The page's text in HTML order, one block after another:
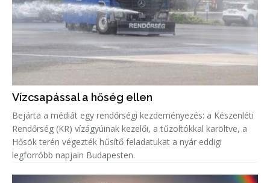
Vízcsapással a hőség ellen
Bejárta a médiát egy rendőrségi kezdeményezés: a Készenléti
Rendőrség (KR) vízágyúinak kezelői, a tűzoltókkal karöltve, a
Hősök terén végezték hűsítő feladatukat a nyár eddigi
legforróbb napjain Budapesten.